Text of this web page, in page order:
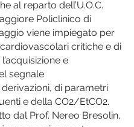
al reparto dell’U.O.C.
Policlinico di
viene impiegato per
critiche e di
e
segnale
di parametri
e della CO2/EtCO2.
dal Prof. Nereo Bresolin,